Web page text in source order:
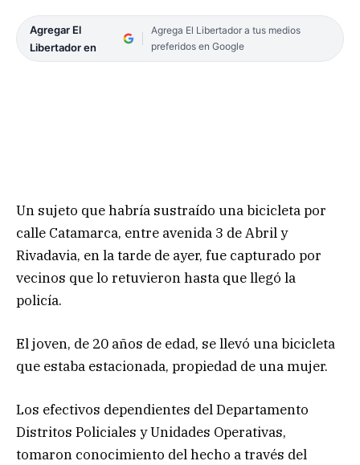
Agregar El
Libertador en
Agrega El Libertador a tus medios
preferidos en Google
Un sujeto que habría sustraído una bicicleta por
calle Catamarca, entre avenida 3 de Abril y
Rivadavia, en la tarde de ayer, fue capturado por
vecinos que lo retuvieron hasta que llegó la
policía.
El joven, de 20 años de edad, se llevó una bicicleta
que estaba estacionada, propiedad de una mujer.
Los efectivos dependientes del Departamento
Distritos Policiales y Unidades Operativas,
tomaron conocimiento del hecho a través del